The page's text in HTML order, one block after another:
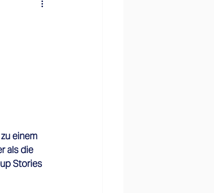
einem
als die
Stories